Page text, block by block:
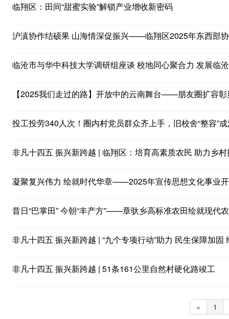
临翔区：田间“甜蜜实验”解锁产业增收新密码
沪滇协作结硕果 山海情深促振兴——临翔区2025年东西部
临沧市与华中科技大学调研组座谈 校地同心聚合力 发展临
【2025我们走过的路】开放中的云南舞台——朋友圈扩容
投工投劳340人次！圈内村党员群众齐上手，旧校舍“整容”
非凡十四五 振兴新跨越 | 临翔区：培育高素质农民 助力乡
凝聚复兴伟力 绘就时代华章——2025年宣传思想文化事业
昔日“巴掌田” 今朝“丰产方”——章驮乡高标准农田绘就现代
非凡十四五 振兴新跨越 | “九个专项行动”助力 民生保障加
非凡十四五 振兴新跨越 | 51条161公里自然村硬化路竣工
« 1